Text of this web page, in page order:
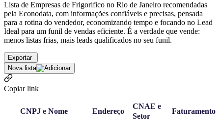
Lista de Empresas de Frigorifico no Rio de Janeiro recomendadas
pela Econodata, com informações confiáveis e precisas, pensada
para a rotina do vendedor, economizando tempo e focando no Lead
Ideal para um funil de vendas eficiente. É a verdade que vende:
menos listas frias, mais leads qualificados no seu funil.
Exportar
Nova lista
Copiar link
CNPJ e Nome Endereço
CNAE e
Setor
Faturamento